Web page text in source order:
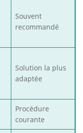
Souvent
recommandé
Solution la plus
adaptée
Procédure
courante